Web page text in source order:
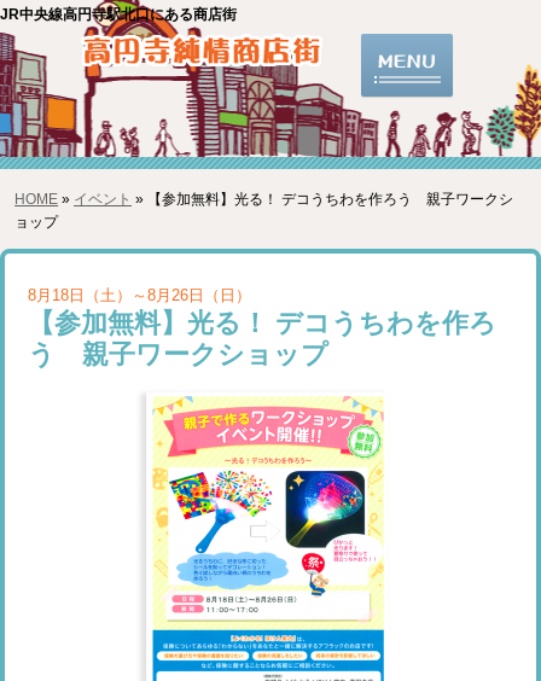
JR中央線高円寺駅北口にある商店街
HOME » イベント » 【参加無料】光る！ デコうちわを作ろう 親子ワークシ
ョップ
8月18日（土）～8月26日（日）
【参加無料】光る！ デコうちわを作ろ
う 親子ワークショップ